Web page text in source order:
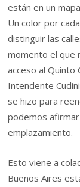
están en un
Un color por
distinguir las
momento el que
acceso al Quinto
Intendente
se hizo para
podemos
emplazamiento.
Esto viene a
Buenos Aires